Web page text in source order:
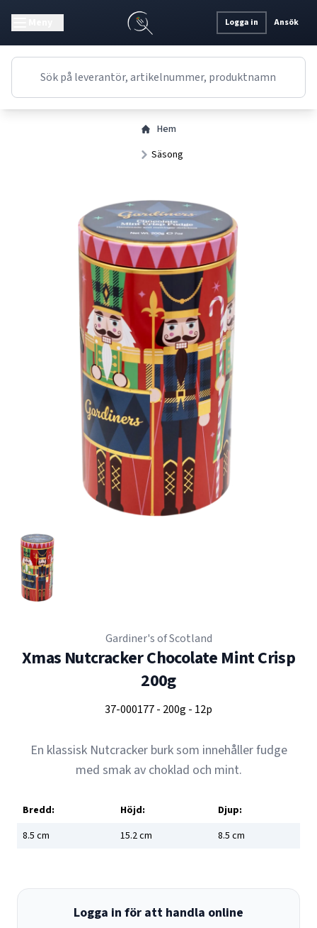
Logga in Ansök
Hem
Säsong
Gardiner's of Scotland
Xmas Nutcracker Chocolate Mint Crisp
200g
37-000177- 200g - 12p
En klassisk Nutcracker burk som innehåller fudge
med smak av choklad och mint.
Bredd: Höjd:
Djup:
8.5 cm 15.2cm 8.5 cm
Logga in för att handla online